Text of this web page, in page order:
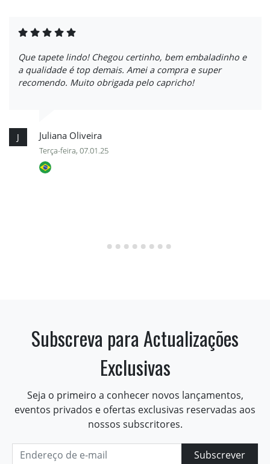
Que tapete lindo! Chegou certinho, bem embaladinho e
a qualidade é top demais. Amei a compra e super
recomendo. Muito obrigada pelo capricho!
J Juliana Oliveira
Terça-feira, 07.01.25
Subscreva para Actualizações
Exclusivas
Seja o primeiro a conhecer novos lançamentos,
eventos privados e ofertas exclusivas reservadas aos
nossos subscritores.
Subscrever